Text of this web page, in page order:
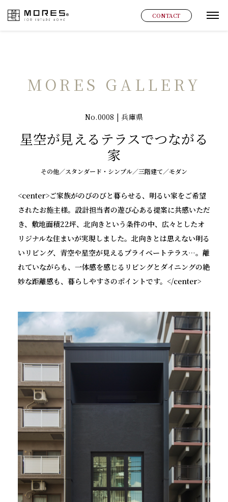
MORES CONTACT グ
MORES GALLERY
No.0008 | 兵庫県
星空が見えるテラスでつながる
家
その他／スタンダード・シンプル／三階建て／モダン
<center>ご家族がのびのびと暮らせる、明るい家をご希望
されたお施主様。設計担当者の遊び心ある提案に共感いただ
き、敷地面積22坪、北向きという条件の中、広々としたオ
リジナルな住まいが実現しました。北向きとは思えない明る
いリビング、青空や星空が見えるプライベートテラス⋯。離
れていながらも、一体感を感じるリビングとダイニングの絶
妙な距離感も、暮らしやすさのポイントです。</center>